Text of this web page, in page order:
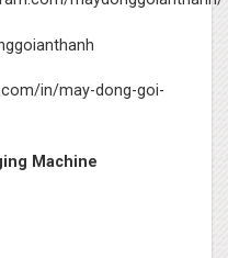
in/may-dong-goi-
Machine